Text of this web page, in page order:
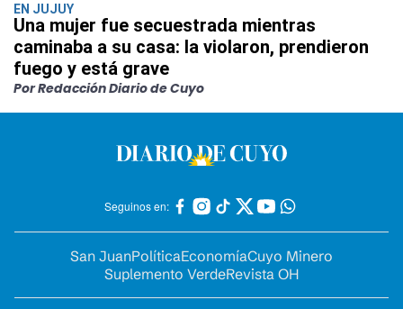
EN JUJUY
Una mujer fue secuestrada mientras
caminaba a su casa: la violaron, prendieron
fuego y está grave
Por Redacción Diario de Cuyo
Seguinos en:
San JuanPolíticaEconomíaCuyo Minero
Suplemento VerdeRevista OH